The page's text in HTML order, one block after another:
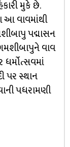
મુકે છે.
વાવમાંથી
પદ્માસન
વાવ
પર સ્થાન
પધરામણી